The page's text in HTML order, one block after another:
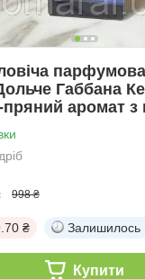
Габбана
аромат з
998 ₴
₴ Залишилось
Купити